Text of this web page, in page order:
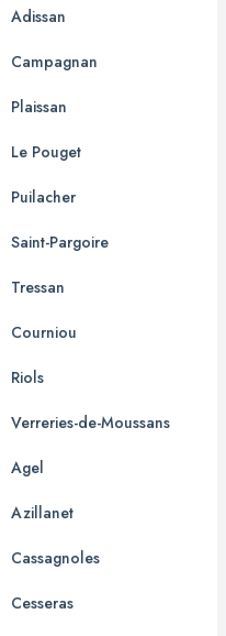
Adissan
Campagnan
Plaissan
Le Pouget
Puilacher
Saint-Pargoire
Tressan
Courniou
Riols
Verreries-de-Moussans
Agel
Azillanet
Cassagnoles
Cesseras